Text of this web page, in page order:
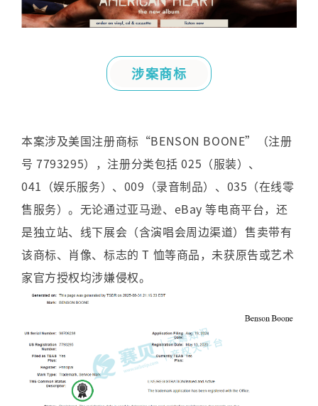
涉案商标
本案涉及美国注册商标 “BENSON BOONE”
（注册
号 7793295），注册分类包括 025 （服装）、
041 （娱乐服务）、 009 （录音制品）、 035 （在线零
售服务）。无论通过亚马逊、 eBay等电商平台，还
是独立站、线下展会（含演唱会周边渠道）售卖带有
该商标、肖像、标志的 T 恤等商品，未获原告或艺术
家官方授权均涉嫌侵权。